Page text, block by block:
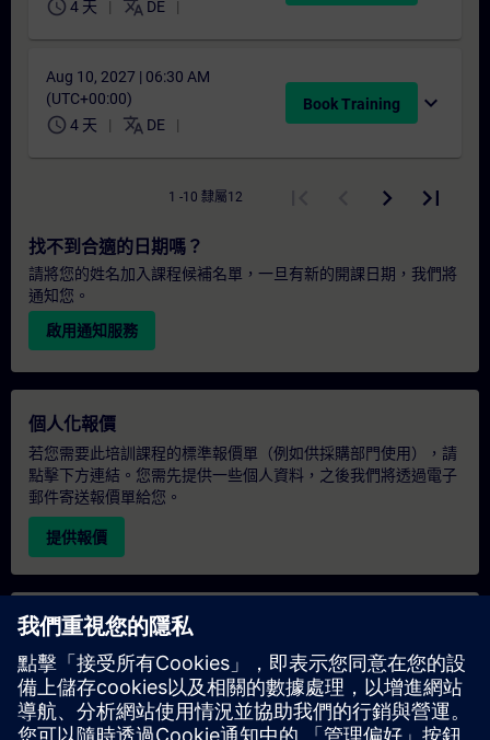
schedule 4 天 translate DE
Aug 10, 2027 | 06:30 AM
(UTC+00:00)
schedule 4 天 translate DE
Book Training expand_more
1 -10 隸屬12
找不到合適的日期嗎？
請將您的姓名加入課程候補名單，一旦有新的開課日期，我們將
通知您。
啟用通知服務
個人化報價
若您需要此培訓課程的標準報價單（例如供採購部門使用），請
點擊下方連結。您需先提供一些個人資料，之後我們將透過電子
郵件寄送報價單給您。
提供報價
專屬培訓諮詢
若您需要針對專屬培訓課程（無論是現場、線上或於我們的
SITRAIN 培訓中心舉辦）索取報價，請填寫下方的諮詢表單。此
類請求適合較大規模的團體（6 人以上）。提供您的聯絡資料及
培訓需求後，我們將向您發送報價單。